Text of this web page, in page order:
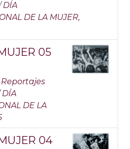
DÍA
DE LA MUJER,
05
Reportajes
DÍA
DE LA
04